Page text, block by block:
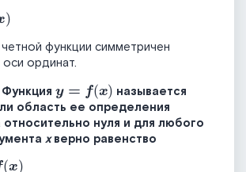
функции симметричен
ординат.
называется
область ее определения
нуля и для любого
хверно равенство